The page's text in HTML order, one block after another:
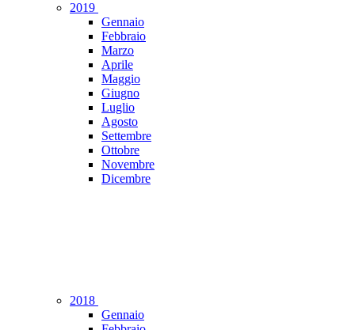
2019
Gennaio
Febbraio
Marzo
Aprile
Maggio
Giugno
Luglio
Agosto
Settembre
Ottobre
Novembre
Dicembre
2018
Gennaio